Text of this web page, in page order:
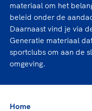
Nieuwspagina
Columns
Sport gaat
Sportmatch
Clubacties
Handboek Wet- en
Opleidingen en
High5 Stappenplan
Europese Spelen
Topsportbeleid
Topsportfinanciering
Maatschappelijke
Top
materiaal om het
beleid onder de
Daarnaast vind je via
Generatie materiaal
sportclubs om aan de
omgeving.
Home